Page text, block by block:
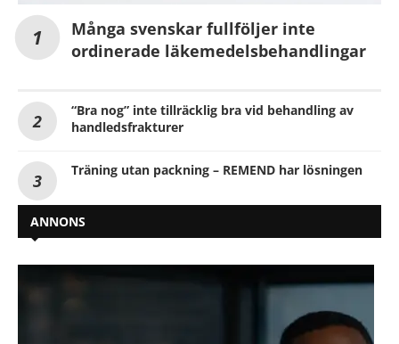
Många svenskar fullföljer inte
ordinerade läkemedelsbehandlingar
“Bra nog” inte tillräcklig bra vid behandling av
handledsfrakturer
Träning utan packning – REMEND har lösningen
ANNONS